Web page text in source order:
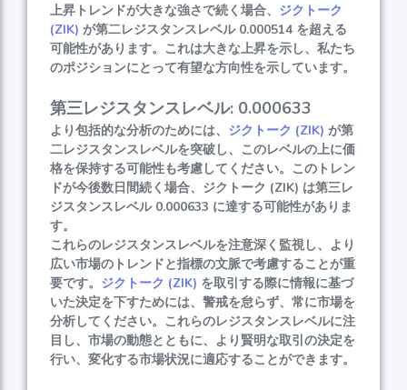
上昇トレンドが大きな強さで続く場合、 ジクトーク
(ZIK) が第二レジスタンスレベル 0.000514 を超える
可能性があります。これは大きな上昇を示し、私たち
のポジションにとって有望な方向性を示しています。
第三レジスタンスレベル: 0.000633
より包括的な分析のためには、 ジクトーク (ZIK) が第
二レジスタンスレベルを突破し、このレベルの上に価
格を保持する可能性も考慮してください。このトレン
ドが今後数日間続く場合、ジクトーク (ZIK) は第三レ
ジスタンスレベル 0.000633 に達する可能性がありま
す。
これらのレジスタンスレベルを注意深く監視し、より
広い市場のトレンドと指標の文脈で考慮することが重
要です。 ジクトーク (ZIK) を取引する際に情報に基づ
いた決定を下すためには、警戒を怠らず、常に市場を
分析してください。これらのレジスタンスレベルに注
目し、市場の動態とともに、より賢明な取引の決定を
行い、変化する市場状況に適応することができます。